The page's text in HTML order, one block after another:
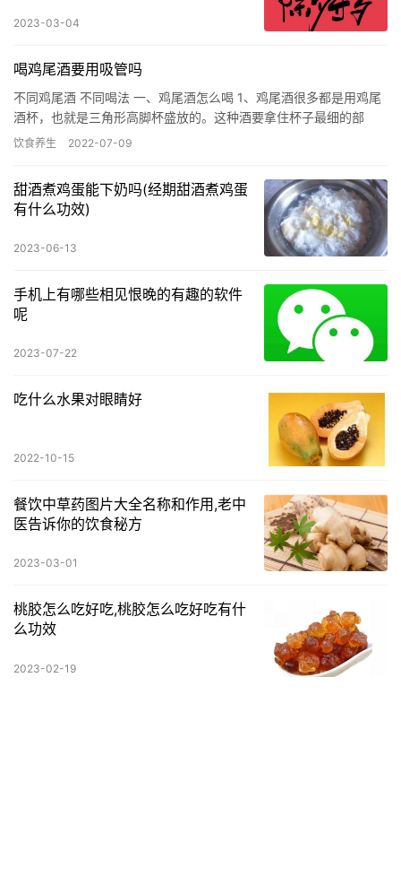
2023-03-04
喝鸡尾酒要用吸管吗
不同鸡尾酒 不同喝法 一、鸡尾酒怎么喝 1、鸡尾酒很多都是用鸡尾
酒杯，也就是三角形高脚杯盛放的。这种酒要拿住杯子最细的部
分，切勿用中指和无名指夹住最细部分来托住杯子，虽然这样在电
饮食养生 2022-07-09
甜酒煮鸡蛋能下奶吗(经期甜酒煮鸡蛋
有什么功效)
2023-06-13
手机上有哪些相见恨晚的有趣的软件
呢
2023-07-22
吃什么水果对眼睛好
2022-10-15
餐饮中草药图片大全名称和作用,老中
医告诉你的饮食秘方
2023-03-01
桃胶怎么吃好吃,桃胶怎么吃好吃有什
么功效
2023-02-19